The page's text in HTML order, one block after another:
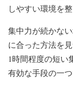
しやすい環境を整
集中力が続かな
に合った方法を
1時間程度の短い
有効な手段の一つ